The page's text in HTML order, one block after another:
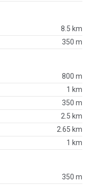
8.5 km
350 m
800 m
1 km
350 m
2.5 km
2.65 km
1 km
350 m